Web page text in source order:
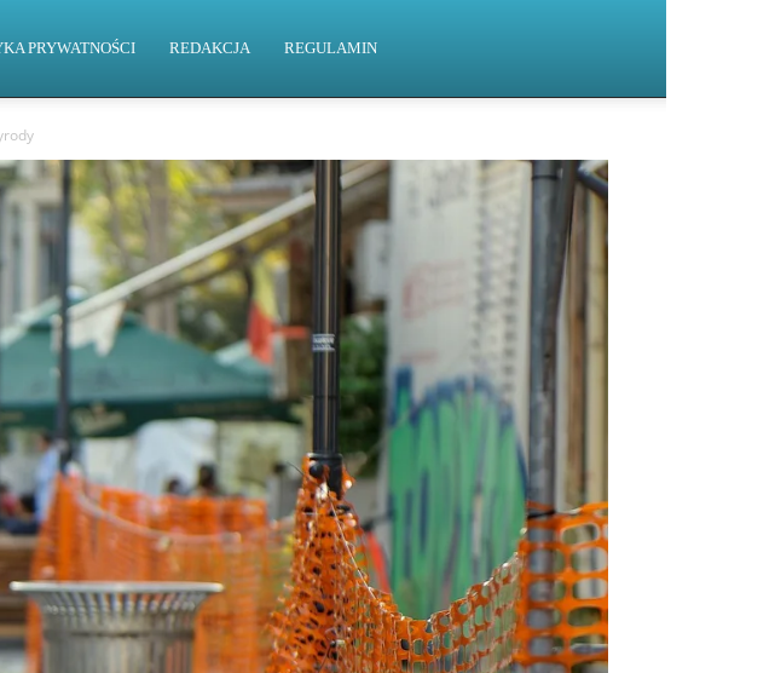
PRYWATNOŚCI REDAKCJA REGULAMIN